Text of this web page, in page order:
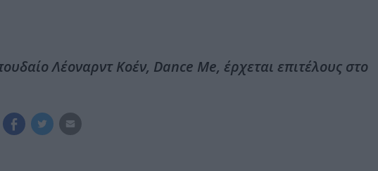
Λέοναρντ Κοέν, Dance Me, έρχεται επιτέλους στο